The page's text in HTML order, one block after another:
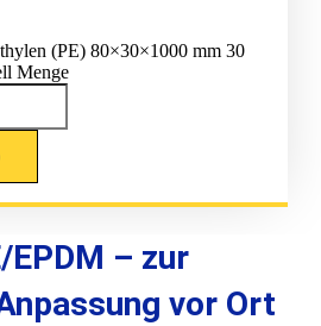
(PE) 80×30×1000 mm 30
Menge
– zur
vor Ort